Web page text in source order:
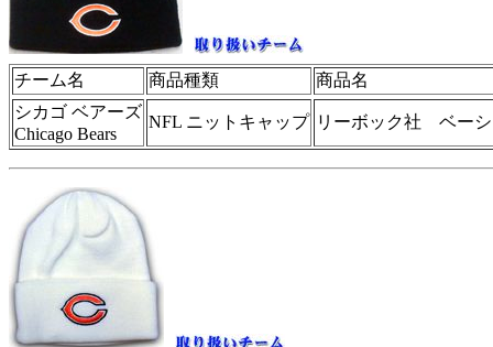
チーム名 商品種類
商品名
シカゴ ベアーズ
Chicago Bears
NFL ニットキャップ リーボック社 ベー